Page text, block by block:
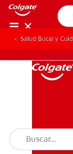
Salud Bucal y